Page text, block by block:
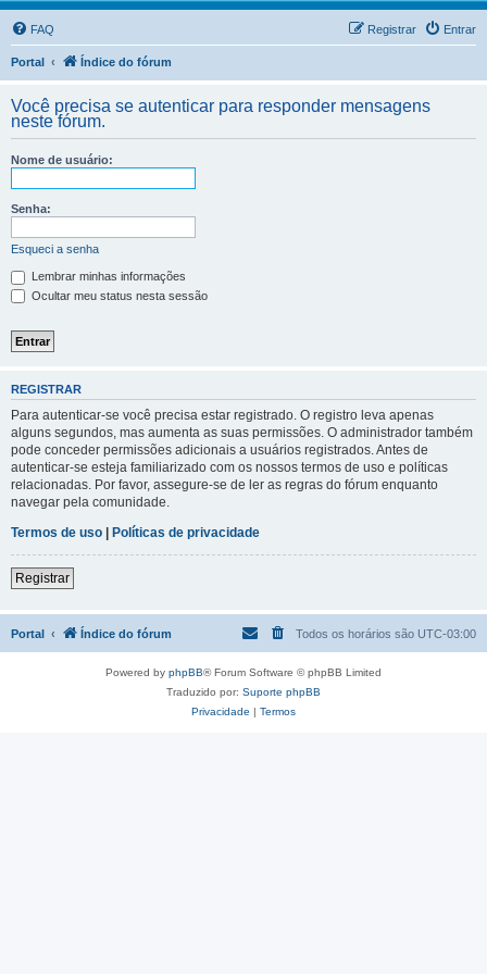
FAQ Entrar
Registrar
Portal Índice do fórum
Você precisa se autenticar para responder mensagens
neste fórum.
Nome de usuário:
Senha:
Esqueci a senha
Lembrar minhas informações
Ocultar meu status nesta sessão
REGISTRAR
Para autenticar-se você precisa estar registrado. O registro leva apenas
alguns segundos, mas aumenta as suas permissões. O administrador também
pode conceder permissões adicionais a usuários registrados. Antes de
autenticar-se esteja familiarizado com os nossos termos de uso e políticas
relacionadas. Por favor, assegure-se de ler as regras do fórum enquanto
navegar pela comunidade.
Termos de uso | Políticas de privacidade
Registrar
Portal Índice do fórum Todos os horários são UTC-03:00
Powered by phpBB® Forum Software © phpBB Limited
Traduzido por: Suporte phpBB
Privacidade | Termos